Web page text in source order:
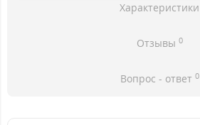
Характеристики
Отзывы 0
Вопрос - ответ 0